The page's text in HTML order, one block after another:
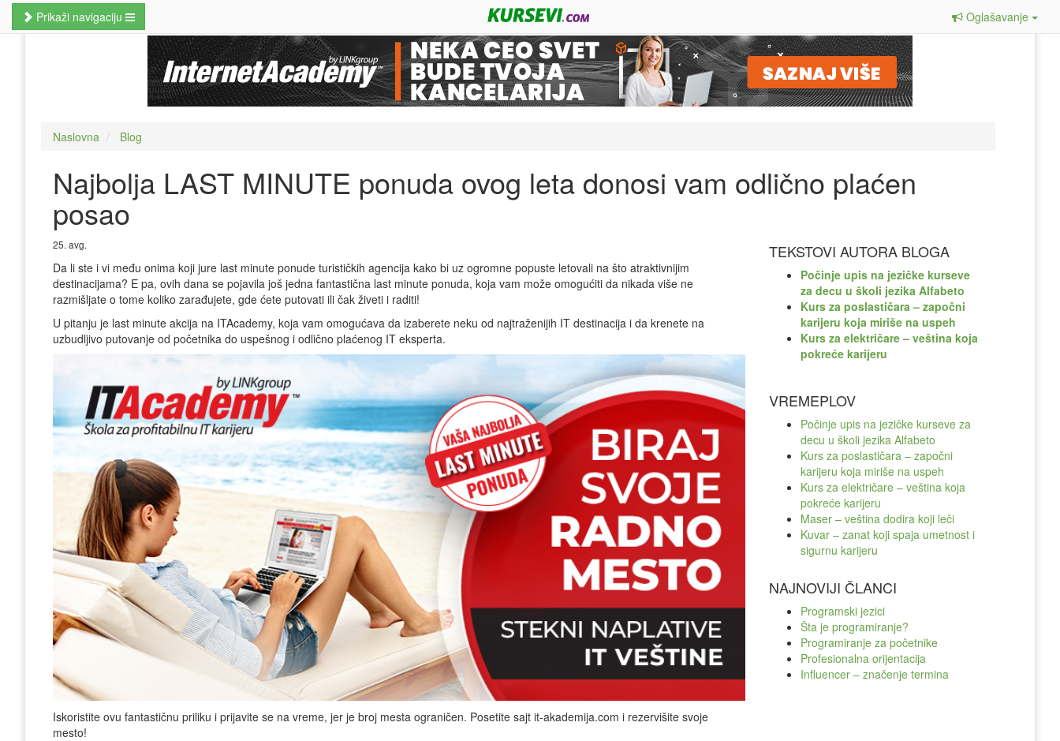
Prikaži navigaciju
Oglašavanje
Kursevi računara
MBA studije
Prekvalifikacije i zanati
Hobi kursevi
Nauči odmah
Pretraži kurseve
Naslovna Blog
Najbolja LAST MINUTE ponuda ovog leta donosi vam odlično plaćen
posao
25. avg.
Da li ste i vi među onima koji jure last minute ponude turističkih agencija kako bi uz ogromne popuste letovali na što atraktivnijim
destinacijama? E pa, ovih dana se pojavila još jedna fantastična last minute ponuda, koja vam može omogućiti da nikada više ne
razmišljate o tome koliko zarađujete, gde ćete putovati ili čak živeti i raditi!
U pitanju je last minute akcija na ITAcademy, koja vam omogućava da izaberete neku od najtraženijih IT destinacija i da krenete na
uzbudljivo putovanje od početnika do uspešnog i odlično plaćenog IT eksperta.
Iskoristite ovu fantastičnu priliku i prijavite se na vreme, jer je broj mesta ograničen. Posetite sajt it-akademija.com i rezervišite svoje
mesto!
TEKSTOVI AUTORA BLOGA
Počinje upis na jezičke kurseve
za decu u školi jezika Alfabeto
Kurs za poslastičara – započni
karijeru koja miriše na uspeh
Kurs za električare – veština koja
pokreće karijeru
VREMEPLOV
Počinje upis na jezičke kurseve za
decu u školi jezika Alfabeto
Kurs za poslastičara – započni
karijeru koja miriše na uspeh
Kurs za električare – veština koja
pokreće karijeru
Maser – veština dodira koji leči
Kuvar – zanat koji spaja umetnost i
sigurnu karijeru
NAJNOVIJI ČLANCI
Programski jezici
Šta je programiranje?
Programiranje za početnike
Profesionalna orijentacija
Influencer – značenje termina